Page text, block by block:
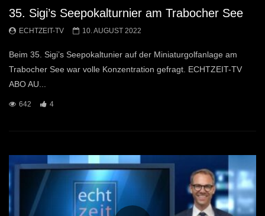
35. Sigi’s Seepokalturnier am Trabocher See
ECHTZEIT-TV 10. AUGUST 2022
Beim 35. Sigi’s Seepokaltunier auf der Miniaturgolfanlage am
Trabocher See war volle Konzentration gefragt. ECHTZEIT-TV
ABO AU...
642 4